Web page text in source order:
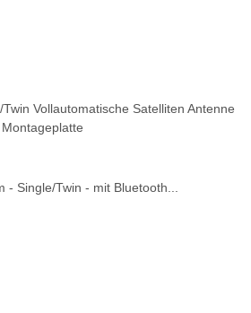
Vollautomatische Satelliten Antenne